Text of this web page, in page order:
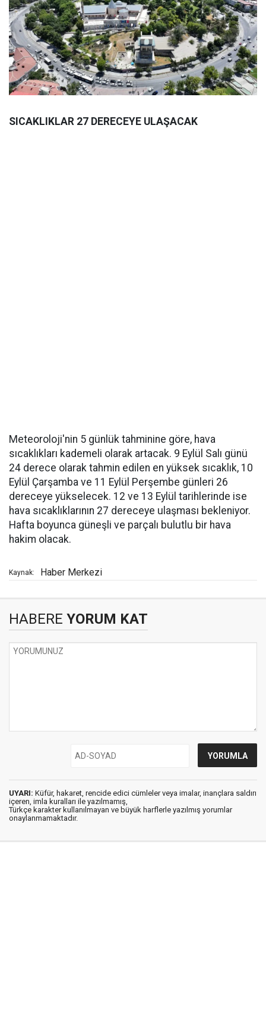
SICAKLIKLAR 27 DERECEYE ULAŞACAK
Meteoroloji'nin 5 günlük tahminine göre, hava
sıcaklıkları kademeli olarak artacak. 9 Eylül Salı günü
24 derece olarak tahmin edilen en yüksek sıcaklık, 10
Eylül Çarşamba ve 11 Eylül Perşembe günleri 26
dereceye yükselecek. 12 ve 13 Eylül tarihlerinde ise
hava sıcaklıklarının 27 dereceye ulaşması bekleniyor.
Hafta boyunca güneşli ve parçalı bulutlu bir hava
hakim olacak.
Kaynak: Haber Merkezi
HABERE YORUM KAT
UYARI: Küfür, hakaret, rencide edici cümleler veya imalar, inançlara saldırı
içeren, imla kuralları ile yazılmamış,
Türkçe karakter kullanılmayan ve büyük harflerle yazılmış yorumlar
onaylanmamaktadır.